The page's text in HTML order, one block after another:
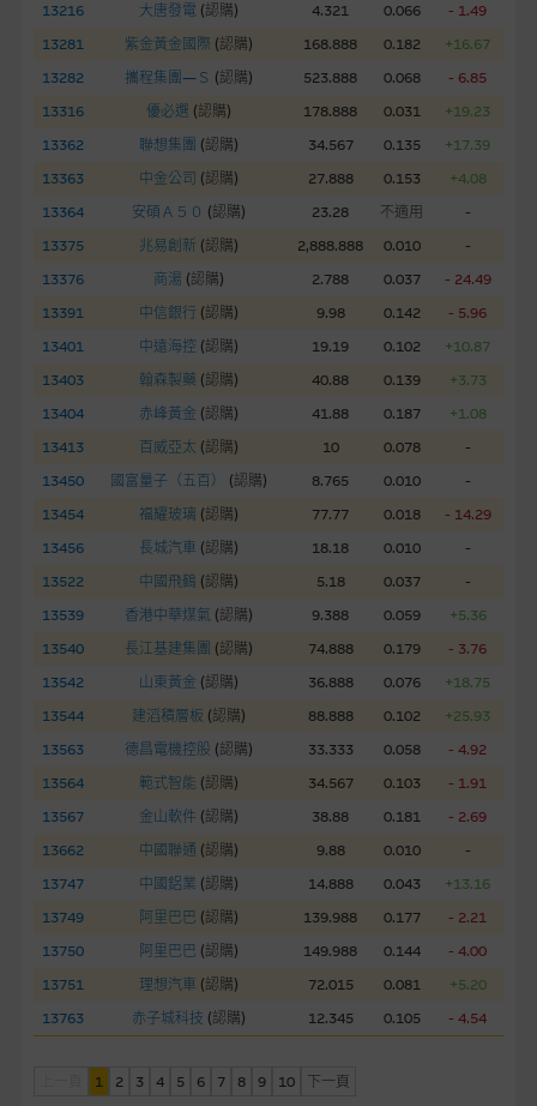
13216
大唐發電 (認購) 4.321 0.066
- 1.49
13281
紫金黃金國際 (認購) 168.888 0.182
+16.67
13282
攜程集團—Ｓ (認購) 523.888 0.068
- 6.85
13316
優必選 (認購) 178.888 0.031
+19.23
13362
聯想集團 (認購) 34.567 0.135
+17.39
13363
中金公司 (認購) 27.888 0.153
+4.08
13364
安碩Ａ５０ (認購) 23.28 不適用
-
13375
兆易創新 (認購) 2,888.888 0.010
-
13376
商湯 (認購) 2.788 0.037
- 24.49
13391
中信銀行 (認購) 9.98 0.142
- 5.96
13401
中遠海控 (認購) 19.19 0.102
+10.87
13403
翰森製藥 (認購) 40.88 0.139
+3.73
13404
赤峰黃金 (認購) 41.88 0.187
+1.08
13413
百威亞太 (認購) 10 0.078
-
13450
國富量子（五百） (認購) 8.765 0.010
-
13454
福耀玻璃 (認購) 77.77 0.018
- 14.29
13456
長城汽車 (認購) 18.18 0.010
-
13522
中國飛鶴 (認購) 5.18 0.037
-
13539
香港中華煤氣 (認購) 9.388 0.059
+5.36
13540
長江基建集團 (認購) 74.888 0.179
- 3.76
13542
山東黃金 (認購) 36.888 0.076
+18.75
13544
建滔積層板 (認購) 88.888 0.102
+25.93
13563
德昌電機控股 (認購) 33.333 0.058
- 4.92
13564
範式智能 (認購) 34.567 0.103
- 1.91
13567
金山軟件 (認購) 38.88 0.181
- 2.69
13662
中國聯通 (認購) 9.88 0.010
-
13747
中國鋁業 (認購) 14.888 0.043
+13.16
13749
阿里巴巴 (認購) 139.988 0.177
- 2.21
13750
阿里巴巴 (認購) 149.988 0.144
- 4.00
13751
理想汽車 (認購) 72.015 0.081
+5.20
13763
赤子城科技 (認購) 12.345 0.105 - 4.54
1 2 3 4 5 6 7 8 9 10
下一頁
表現並不反映未來表現。產品的第二市場可能有限而麥格理資本
股份有限公司可能是唯一報價方。閣下應閱讀載于
www.warrants.com.hk 之上市文件以瞭解結構性產品的詳情及
自行評估箇中風險。如有需要，請徵詢獨立之專業意見。牛熊證
損失全部投資；而(ii)R類牛熊證之剩餘價值則可能為零。
網站連結
本網站或載有連接非由麥格理集團管理的網站的連結。此等連結
純為方便閣下取得更多關於市場上相關產品及機構的資訊。麥格
理集團對此等網站的內容及所介紹的產品或服務，均無任何操控
適，不作任何聲明。麥格理集團建議閣下自行向本網站述及或連
接的第三者查詢。此外，載有第三者網站的連結，不應視為該第
三者推介本網站。
本網站雖連接第三者管理的網站，但麥格理集團並非授權網站瀏
權。
經由本網站接觸到的軟件應用
部分可經本網站連結下載的軟件程式屬於第三者的產品。閣下使
用此等屬於第三者的軟件，須自負全責。此等軟件的使用，可能
受軟件持有人訂出的使用條款約束。
在法律容許的所有範圍內，麥格理集團概不承擔經由本網站使用
或下載任何軟件(不論是否屬於第三者)而引起的責任。麥格理集
團並且對此等軟件不作任何聲明，也不提供任何保證，特別是在
法律容許的所有範圍內，概不負責經由本網站使用或下載任何軟
件(不論是否屬於第三者)而出現電腦病毒或任何其他後果所導致
損)。
基本上市文件及補充上市文件
就有關MBL每次發行之認股證及/或牛熊證而言，認股證及/或牛
熊證之條款及條件以及發行商的財務與其他資料已載列於基本上
於本網站。